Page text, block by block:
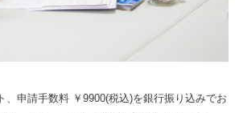
、申請手数料 ￥9900(税込)を銀行振り込みでお